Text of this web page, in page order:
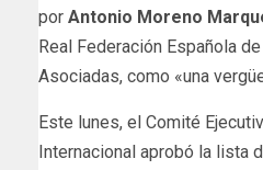
por Antonio Moreno
Real Federación Española
Asociadas, como «una
Este lunes, el Comité
Internacional aprobó la lista